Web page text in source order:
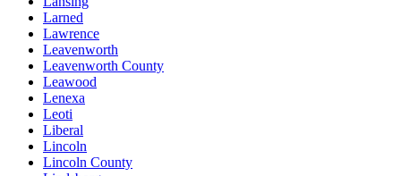
Larned
Lawrence
Leavenworth
Leavenworth County
Leawood
Lenexa
Leoti
Liberal
Lincoln
Lincoln County